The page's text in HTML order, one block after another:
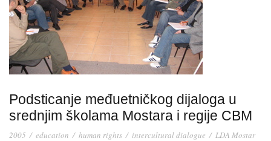
Podsticanje međuetničkog dijaloga u
srednjim školama Mostara i regije CBM
2005 / education / human rights / intercultural dialogue / LDA Mostar